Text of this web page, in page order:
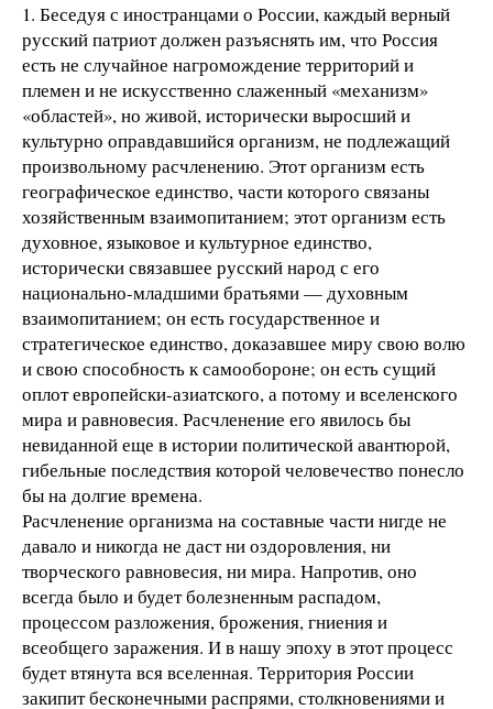
1. Беседуя с иностранцами о России, каждый верный
русский патриот должен разъяснять им, что Россия
есть не случайное нагромождение территорий и
племен и не искусственно слаженный «механизм»
«областей», но живой, исторически выросший и
культурно оправдавшийся организм, не подлежащий
произвольному расчленению. Этот организм есть
географическое единство, части которого связаны
хозяйственным взаимопитанием; этот организм есть
духовное, языковое и культурное единство,
исторически связавшее русский народ с его
национально-младшими братьями — духовным
взаимопитанием; он есть государственное и
стратегическое единство, доказавшее миру свою волю
и свою способность к самообороне; он есть сущий
оплот европейски-азиатского, а потому и вселенского
мира и равновесия. Расчленение его явилось бы
невиданной еще в истории политической авантюрой,
гибельные последствия которой человечество понесло
бы на долгие времена.
Расчленение организма на составные части нигде не
давало и никогда не даст ни оздоровления, ни
творческого равновесия, ни мира. Напротив, оно
всегда было и будет болезненным распадом,
процессом разложения, брожения, гниения и
всеобщего заражения. И в нашу эпоху в этот процесс
будет втянута вся вселенная. Территория России
закипит бесконечными распрями, столкновениями и